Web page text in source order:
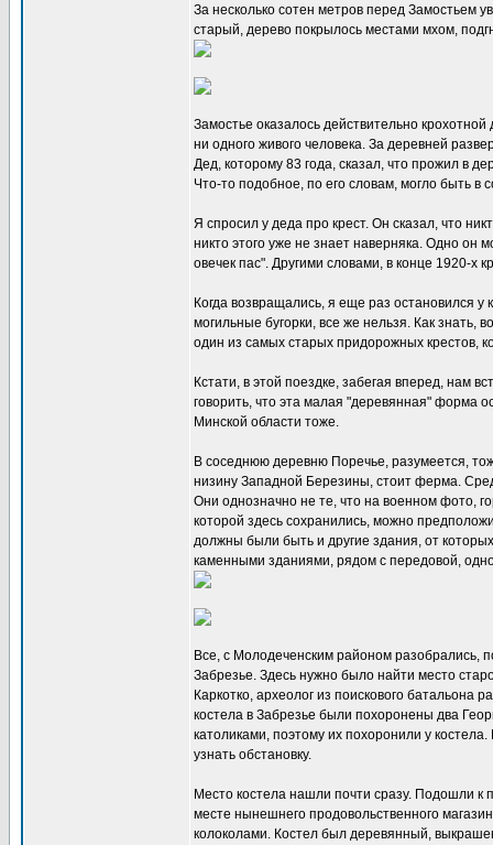
За несколько сотен метров перед Замостьем
старый, дерево покрылось местами мхом,
Замостье оказалось действительно
ни одного живого человека. За деревней
Дед, которому 83 года, сказал, что прожил в
Что-то подобное, по его словам, могло быть в
Я спросил у деда про крест. Он сказал, что
никто этого уже не знает наверняка. Одно он
овечек пас". Другими словами, в конце 1920-х
Когда возвращались, я еще раз остановился
могильные бугорки, все же нельзя. Как знать,
один из самых старых придорожных крестов,
Кстати, в этой поездке, забегая вперед, нам
говорить, что эта малая "деревянная" форма
Минской области тоже.
В соседнюю деревню Поречье, разумеется,
низину Западной Березины, стоит ферма.
Они однозначно не те, что на военном фото,
которой здесь сохранились, можно
должны были быть и другие здания, от
каменными зданиями, рядом с передовой,
Все, с Молодеченским районом разобрались,
Забрезье. Здесь нужно было найти место
Каркотко, археолог из поискового
костела в Забрезье были похоронены два
католиками, поэтому их похоронили у
узнать обстановку.
Место костела нашли почти сразу. Подошли к
месте нынешнего продовольственного
колоколами. Костел был деревянный,